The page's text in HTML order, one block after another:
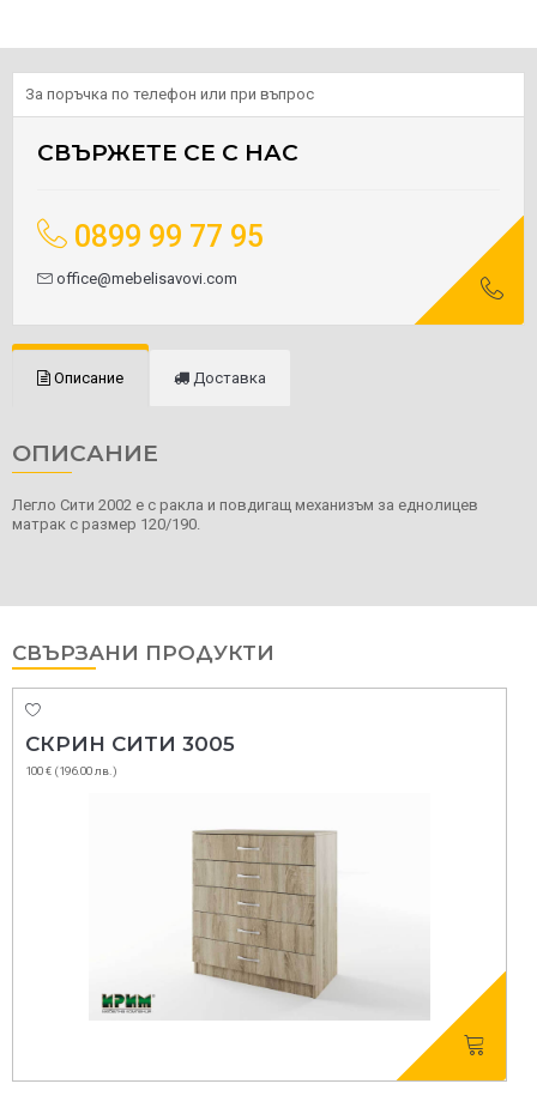
За поръчка по телефон или при въпрос
СВЪРЖЕТЕ СЕ С НАС
0899 99 77 95
office@mebelisavovi.com
Описание Доставка
ОПИСАНИЕ
Легло Сити 2002 е с ракла и повдигащ механизъм за еднолицев
матрак с размер 120/190.
СВЪРЗАНИ ПРОДУКТИ
СКРИН СИТИ 3005
100 € (196.00 лв.)